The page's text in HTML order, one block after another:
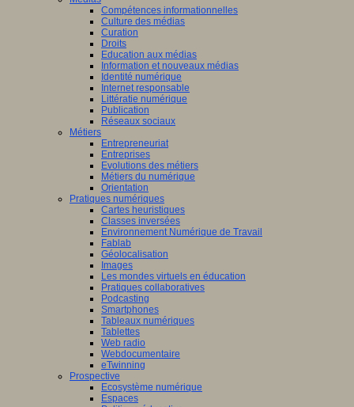
Compétences informationnelles
Culture des médias
Curation
Droits
Education aux médias
Information et nouveaux médias
Identité numérique
Internet responsable
Littératie numérique
Publication
Réseaux sociaux
Métiers
Entrepreneuriat
Entreprises
Evolutions des métiers
Métiers du numérique
Orientation
Pratiques numériques
Cartes heuristiques
Classes inversées
Environnement Numérique de Travail
Fablab
Géolocalisation
Images
Les mondes virtuels en éducation
Pratiques collaboratives
Podcasting
Smartphones
Tableaux numériques
Tablettes
Web radio
Webdocumentaire
eTwinning
Prospective
Ecosystème numérique
Espaces